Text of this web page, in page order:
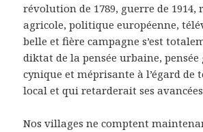
révolution de 1789, guerre de
agricole, politique européenne,
belle et fière campagne s’est
diktat de la pensée urbaine,
cynique et méprisante à l’égard de
local et qui retarderait ses
Nos villages ne comptent